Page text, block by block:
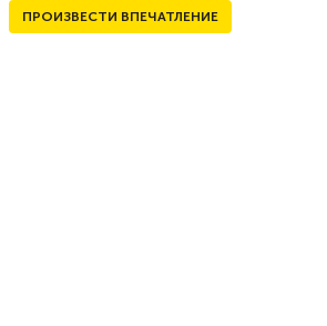
ПРОИЗВЕСТИ ВПЕЧАТЛЕНИЕ